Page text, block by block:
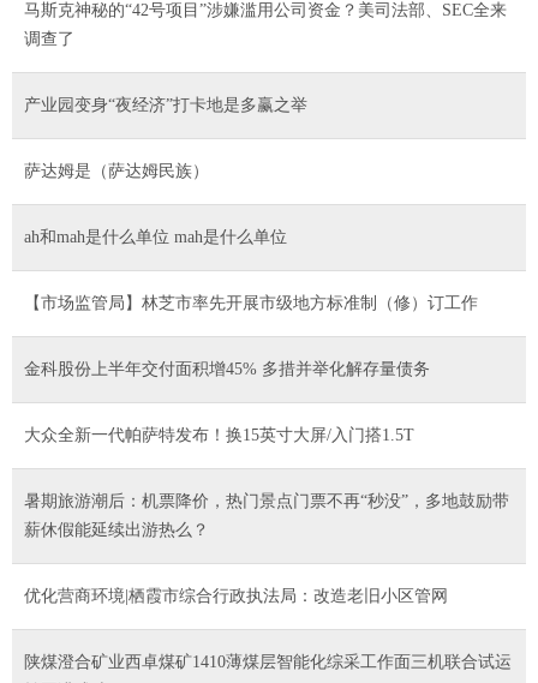
马斯克神秘的“42号项目”涉嫌滥用公司资金？美司法部、SEC全来
调查了
产业园变身“夜经济”打卡地是多赢之举
萨达姆是（萨达姆民族）
ah和mah是什么单位 mah是什么单位
【市场监管局】林芝市率先开展市级地方标准制（修）订工作
金科股份上半年交付面积增45% 多措并举化解存量债务
大众全新一代帕萨特发布！换15英寸大屏/入门搭1.5T
暑期旅游潮后：机票降价，热门景点门票不再“秒没”，多地鼓励带
薪休假能延续出游热么？
优化营商环境|栖霞市综合行政执法局：改造老旧小区管网
陕煤澄合矿业西卓煤矿1410薄煤层智能化综采工作面三机联合试运